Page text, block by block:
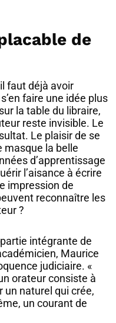
de
faut déjà avoir
faire une idée plus
la table du libraire,
reste invisible. Le
Le plaisir de se
masque la belle
d’apprentissage
l’aisance à écrire
impression de
reconnaître les
?
intégrante de
Maurice
judiciaire. «
orateur consiste à
un naturel qui crée,
un courant de